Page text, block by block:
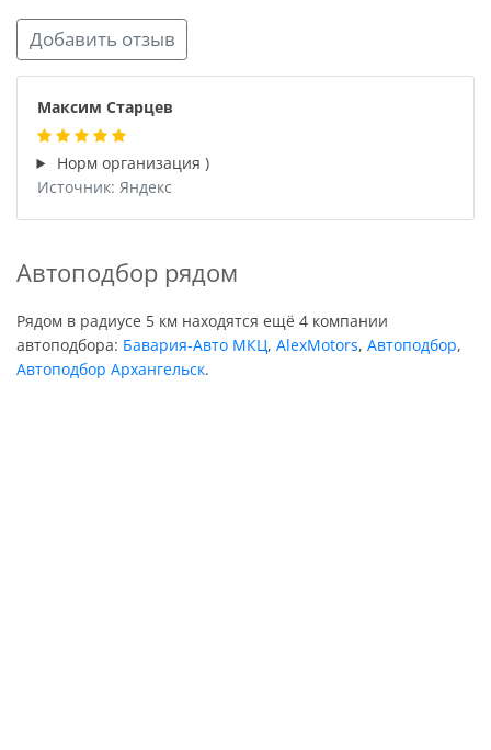
Добавить отзыв
Максим Старцев
Норм организация )
Источник: Яндекс
Автоподбор рядом
Рядом в радиусе 5 км находятся ещё 4 компании
автоподбора: Бавария-Авто МКЦ, AlexMotors, Автоподбор,
Автоподбор Архангельск.